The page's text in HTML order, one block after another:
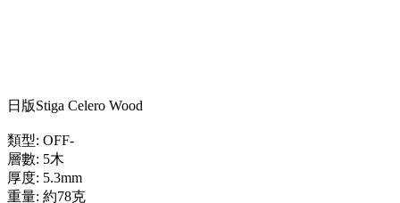
日版Stiga Celero Wood
類型: OFF-
層數: 5木
厚度: 5.3mm
重量: 約78克